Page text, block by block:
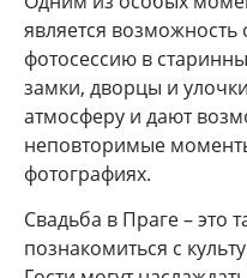
является возможность
фотосессию в
замки, дворцы и
атмосферу и дают
неповторимые
фотографиях.
Свадьба в Праге – это
познакомиться с